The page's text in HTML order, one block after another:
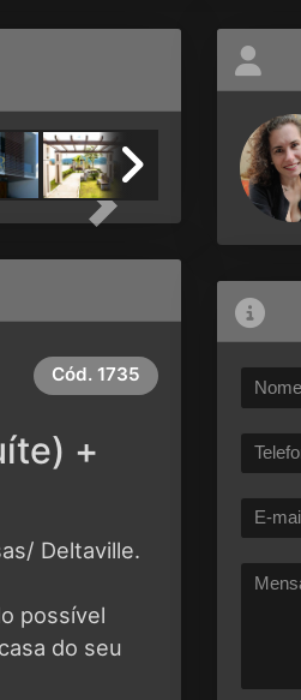
Next
Cód. 1735
+
Deltaville.
possível
do seu